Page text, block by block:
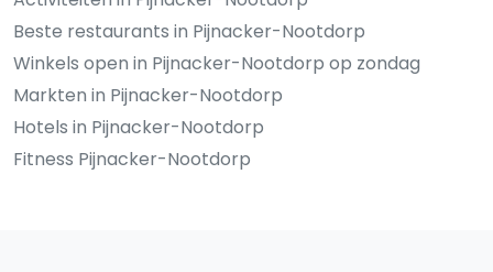
Beste restaurants in Pijnacker-Nootdorp
Winkels open in Pijnacker-Nootdorp op zondag
Markten in Pijnacker-Nootdorp
Hotels in Pijnacker-Nootdorp
Fitness Pijnacker-Nootdorp